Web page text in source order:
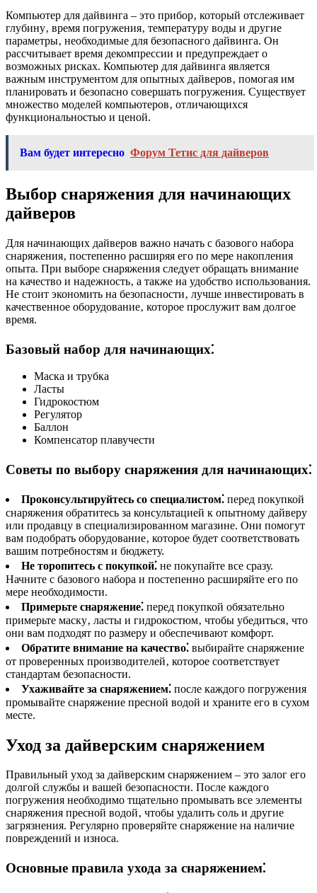
Компьютер для дайвинга – это прибор‚ который отслеживает
глубину‚ время погружения‚ температуру воды и другие
параметры‚ необходимые для безопасного дайвинга. Он
рассчитывает время декомпрессии и предупреждает о
возможных рисках. Компьютер для дайвинга является
важным инструментом для опытных дайверов‚ помогая им
планировать и безопасно совершать погружения. Существует
множество моделей компьютеров‚ отличающихся
функциональностью и ценой.
Вам будет интересно Форум Тетис для дайверов
Выбор снаряжения для начинающих
дайверов
Для начинающих дайверов важно начать с базового набора
снаряжения‚ постепенно расширяя его по мере накопления
опыта. При выборе снаряжения следует обращать внимание
на качество и надежность‚ а также на удобство использования.
Не стоит экономить на безопасности‚ лучше инвестировать в
качественное оборудование‚ которое прослужит вам долгое
время.
Базовый набор для начинающих⁚
Маска и трубка
Ласты
Гидрокостюм
Регулятор
Баллон
Компенсатор плавучести
Советы по выбору снаряжения для начинающих⁚
Проконсультируйтесь со специалистом⁚ перед покупкой
снаряжения обратитесь за консультацией к опытному дайверу
или продавцу в специализированном магазине. Они помогут
вам подобрать оборудование‚ которое будет соответствовать
вашим потребностям и бюджету.
Не торопитесь с покупкой⁚ не покупайте все сразу.
Начните с базового набора и постепенно расширяйте его по
мере необходимости.
Примерьте снаряжение⁚ перед покупкой обязательно
примерьте маску‚ ласты и гидрокостюм‚ чтобы убедиться‚ что
они вам подходят по размеру и обеспечивают комфорт.
Обратите внимание на качество⁚ выбирайте снаряжение
от проверенных производителей‚ которое соответствует
стандартам безопасности.
Ухаживайте за снаряжением⁚ после каждого погружения
промывайте снаряжение пресной водой и храните его в сухом
месте.
Уход за дайверским снаряжением
Правильный уход за дайверским снаряжением – это залог его
долгой службы и вашей безопасности. После каждого
погружения необходимо тщательно промывать все элементы
снаряжения пресной водой‚ чтобы удалить соль и другие
загрязнения. Регулярно проверяйте снаряжение на наличие
повреждений и износа.
Основные правила ухода за снаряжением⁚